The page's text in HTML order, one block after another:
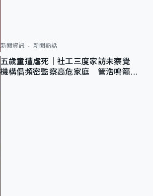
新聞資訊 新聞熱話
五歲童遭虐死｜社工三度家訪未察覺
機構倡頻密監察高危家庭 管浩鳴籲加